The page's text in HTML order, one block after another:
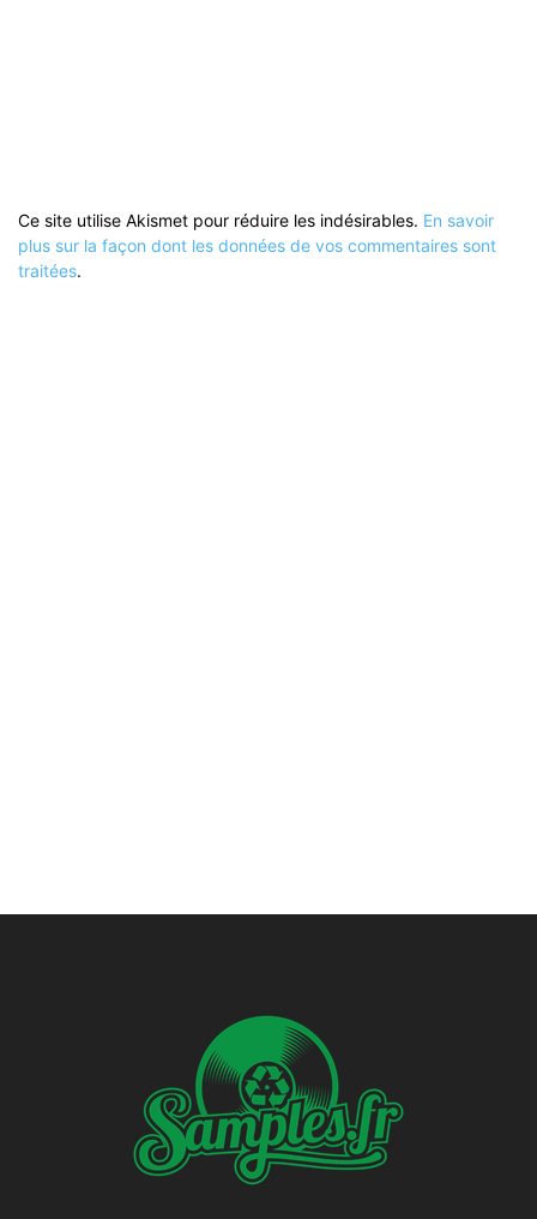
Ce site utilise Akismet pour réduire les indésirables. En savoir
plus sur la façon dont les données de vos commentaires sont
traitées.